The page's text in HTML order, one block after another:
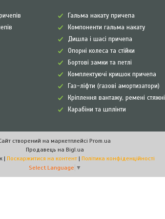
Гальма накату причепа
Компоненти гальма накату
Дишла і шасі причепа
Опорні колеса та стійки
Бортові замки та петлі
Комплектуючі кришок причепа
Газ-ліфти (газові амортизатори)
Кріплення вантажу, ремені стяжні
Карабіни та шплінти
створений на маркетплейсі Prom.ua
Продавець на Bigl.ua
ХП Трейлер Технік | Поскаржитися на контент | Політика конфіденційності
Select Language ▼